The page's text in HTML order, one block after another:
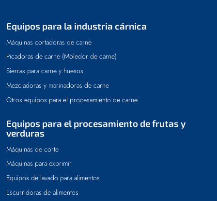
Equipos para la industria cárnica
Máquinas cortadoras de carne
Picadoras de carne (Moledor de carne)
Sierras para carne y huesos
Mezcladoras y marinadoras de carne
Otros equipos para el procesamiento de carne
Equipos para el procesamiento de frutas y
verduras
Máquinas de corte
Máquinas para exprimir
Equipos de lavado para alimentos
Escurridoras de alimentos